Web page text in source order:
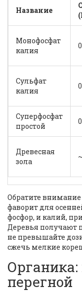
Название
Монофосфат
калия
Сульфат
калия
Суперфосфат
простой
Древесная
зола
Обратите
фаворит для
фосфор, и калий,
Деревья получают
не превышайте
сжечь мелкие
перегной